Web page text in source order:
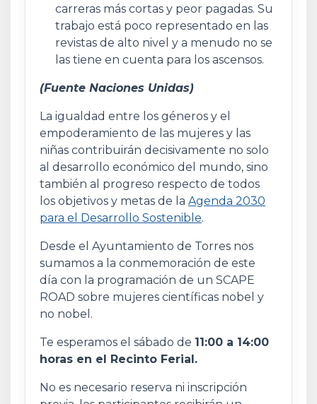
carreras más cortas y peor pagadas. Su
trabajo está poco representado en las
revistas de alto nivel y a menudo no se
las tiene en cuenta para los ascensos.
(Fuente Naciones Unidas)
La igualdad entre los géneros y el
empoderamiento de las mujeres y las
niñas contribuirán decisivamente no solo
al desarrollo económico del mundo, sino
también al progreso respecto de todos
los objetivos y metas de la Agenda 2030
para el Desarrollo Sostenible.
Desde el Ayuntamiento de Torres nos
sumamos a la conmemoración de este
día con la programación de un SCAPE
ROAD sobre mujeres científicas nobel y
no nobel.
Te esperamos el sábado de 11:00 a 14:00
horas en el Recinto Ferial.
No es necesario reserva ni inscripción